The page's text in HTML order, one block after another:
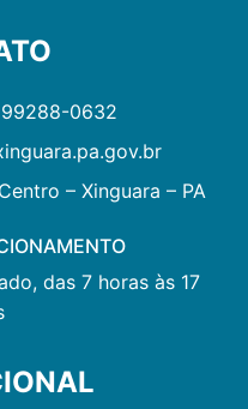
0632
– Xinguara – PA
das 7 horas às 17